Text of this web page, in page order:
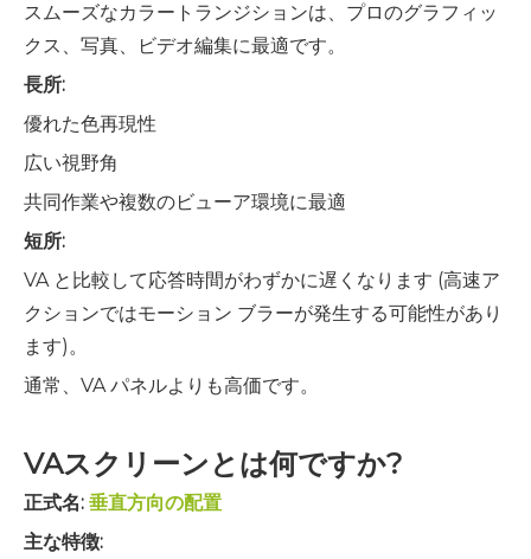
スムーズなカラートランジションは、プロのグラフィッ
クス、写真、ビデオ編集に最適です。
長所:
優れた色再現性
広い視野角
共同作業や複数のビューア環境に最適
短所:
VA と比較して応答時間がわずかに遅くなります (高速ア
クションではモーション ブラーが発生する可能性があり
ます)。
通常、VA パネルよりも高価です。
VAスクリーンとは何ですか?
正式名: 垂直方向の配置
主な特徴: